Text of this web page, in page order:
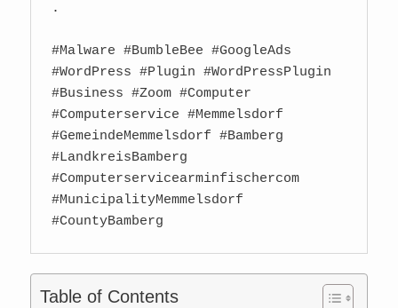
.
#Malware #BumbleBee #GoogleAds
#WordPress #Plugin #WordPressPlugin
#Business #Zoom #Computer
#Computerservice #Memmelsdorf
#GemeindeMemmelsdorf #Bamberg
#LandkreisBamberg
#Computerservicearminfischercom
#MunicipalityMemmelsdorf
#CountyBamberg
Table of Contents